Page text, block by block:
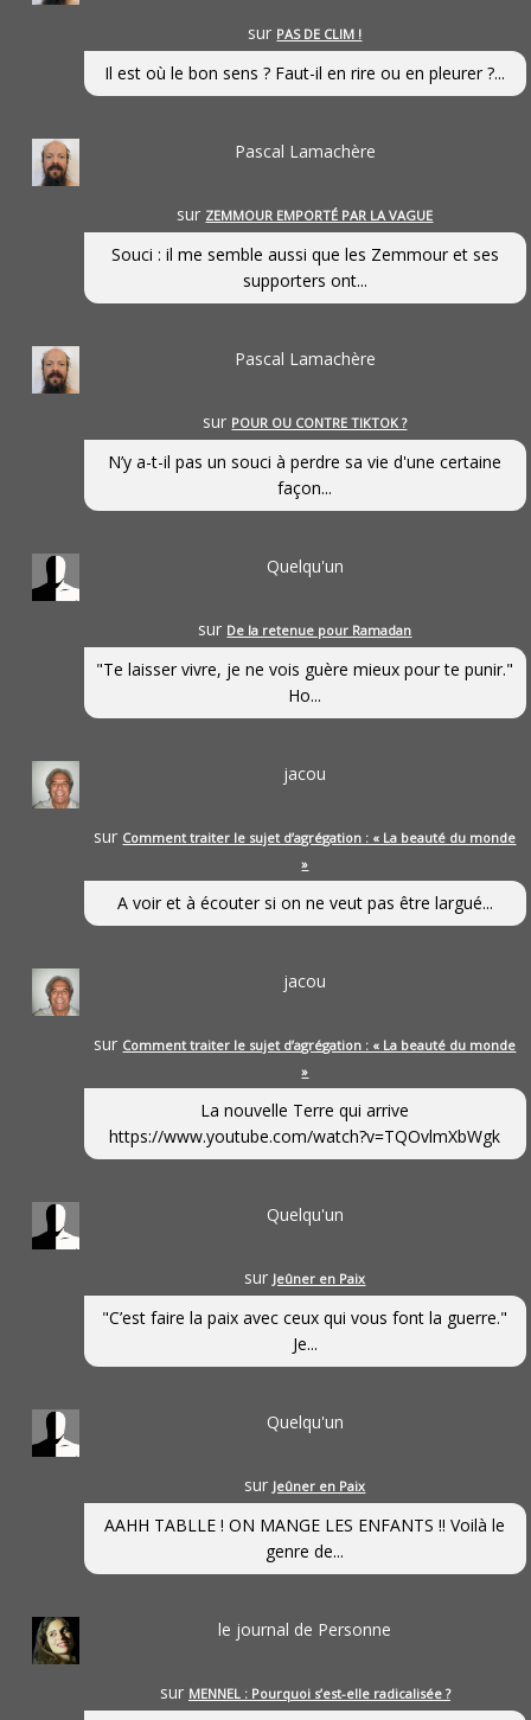
sur PAS DE CLIM !
Il est où le bon sens ? Faut-il en rire ou en pleurer ?...
Pascal Lamachère
sur ZEMMOUR EMPORTÉ PAR LA VAGUE
Souci : il me semble aussi que les Zemmour et ses
supporters ont...
Pascal Lamachère
sur POUR OU CONTRE TIKTOK ?
N’y a-t-il pas un souci à perdre sa vie d'une certaine
façon...
Quelqu'un
sur De la retenue pour Ramadan
"Te laisser vivre, je ne vois guère mieux pour te punir."
Ho...
jacou
sur Comment traiter le sujet d’agrégation : « La beauté du monde
»
A voir et à écouter si on ne veut pas être largué...
jacou
sur Comment traiter le sujet d’agrégation : « La beauté du monde
»
La nouvelle Terre qui arrive
https://www.youtube.com/watch?v=TQOvlmXbWgk
Quelqu'un
sur Jeûner en Paix
"C’est faire la paix avec ceux qui vous font la guerre."
Je...
Quelqu'un
sur Jeûner en Paix
AAHH TABLLE ! ON MANGE LES ENFANTS !! Voilà le
genre de...
le journal de Personne
sur MENNEL : Pourquoi s’est-elle radicalisée ?